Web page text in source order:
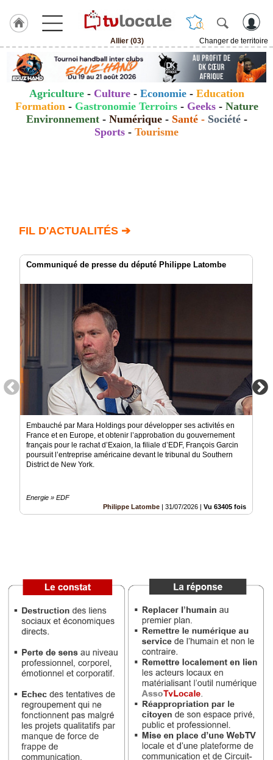
Allier (03)
Changer de territoire
J'adhère
Hulcoq
ACCUEIL
Allier
Agenda
Gazette
Médias
groupe
Blogs
Prémium
Inscription
annuaire
pro
éditeur
Agriculture- Culture - Economie- Education
Formation - Gastronomie Terroirs- Geeks- Nature
Environnement- Numérique- Santé- Société-
Sports - Tourisme
FIL D'ACTUALITÉS ➔
Communiqué de presse du député Philippe Latombe
Embauché par Mara Holdings pour développer ses activités en
France et en Europe, et obtenir l’approbation du gouvernement
français pour le rachat d’Exaion, la filiale d’EDF, François Garcin
poursuit l’entreprise américaine devant le tribunal du Southern
District de New York.
Energie » EDF
Philippe Latombe
31/07/2026 Vu 63405 fois